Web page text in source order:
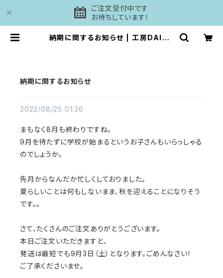
ご注文受付中です
お待ちしています！
納期に関するお知らせ | 工房DAISH
納期に関するお知らせ
2022/08/25 01:36
まもなく8月も終わりですね。
9月を待たずに学校が始まるというお子さんもいらっしゃる
のでしょうか。
先月からなんだか忙しくしておりました。
夏らしいことは何もしないまま、秋を迎えることになりそう
です。。
さて、たくさんのご注文ありがとうございます。
本日ご注文いただきますと、
発送は最短でも9月3日（土）となります。ごめんなさい！
ご了承くださいませ。